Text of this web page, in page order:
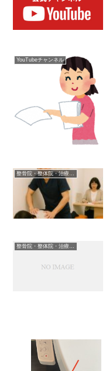
YouTubeチャンネル
整骨院・整体院・治療院内装工事について